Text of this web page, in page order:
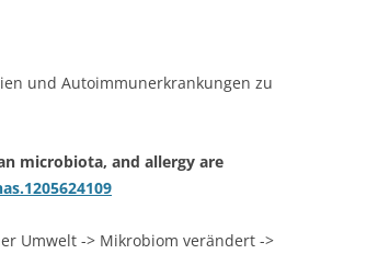
und Autoimmunerkrankungen zu
microbiota, and allergy are
Umwelt -> Mikrobiom verändert ->